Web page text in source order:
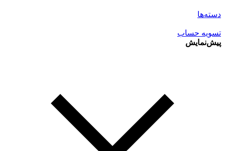
دسته‌ها
تسویه حساب
پیش‌نمایش